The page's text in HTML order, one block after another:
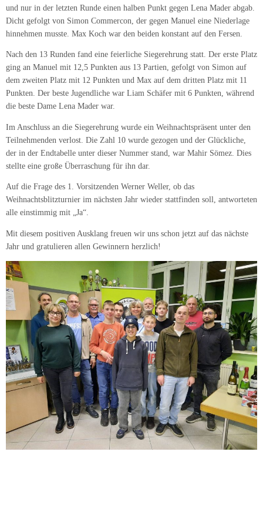
und nur in der letzten Runde einen halben Punkt gegen Lena Mader abgab.
Dicht gefolgt von Simon Commercon, der gegen Manuel eine Niederlage
hinnehmen musste. Max Koch war den beiden konstant auf den Fersen.
Nach den 13 Runden fand eine feierliche Siegerehrung statt. Der erste Platz
ging an Manuel mit 12,5 Punkten aus 13 Partien, gefolgt von Simon auf
dem zweiten Platz mit 12 Punkten und Max auf dem dritten Platz mit 11
Punkten. Der beste Jugendliche war Liam Schäfer mit 6 Punkten, während
die beste Dame Lena Mader war.
Im Anschluss an die Siegerehrung wurde ein Weihnachtspräsent unter den
Teilnehmenden verlost. Die Zahl 10 wurde gezogen und der Glückliche,
der in der Endtabelle unter dieser Nummer stand, war Mahir Sömez. Dies
stellte eine große Überraschung für ihn dar.
Auf die Frage des 1. Vorsitzenden Werner Weller, ob das
Weihnachtsblitzturnier im nächsten Jahr wieder stattfinden soll, antworteten
alle einstimmig mit „Ja“.
Mit diesem positiven Ausklang freuen wir uns schon jetzt auf das nächste
Jahr und gratulieren allen Gewinnern herzlich!